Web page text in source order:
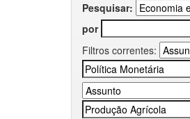
Pesquisar:
por
Filtros correntes: